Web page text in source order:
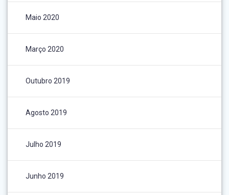
Maio 2020
Março 2020
Outubro 2019
Agosto 2019
Julho 2019
Junho 2019